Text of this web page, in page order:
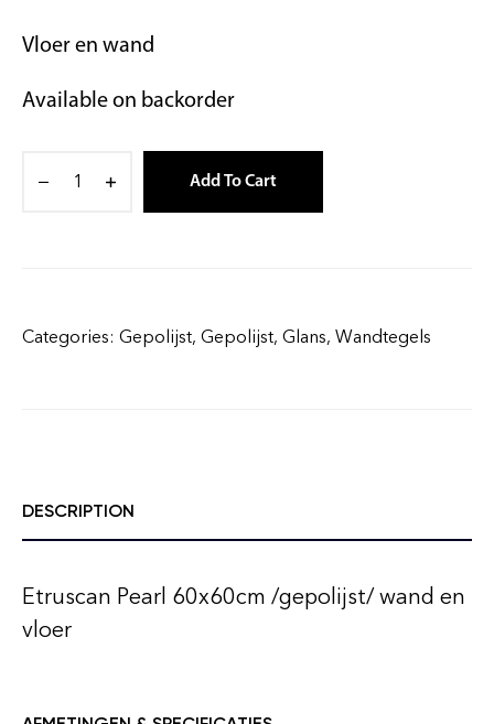
Vloer en wand
Available on backorder
Add To Cart
Categories: Gepolijst, Gepolijst, Glans, Wandtegels
DESCRIPTION
Etruscan Pearl 60x60cm /gepolijst/ wand en
vloer